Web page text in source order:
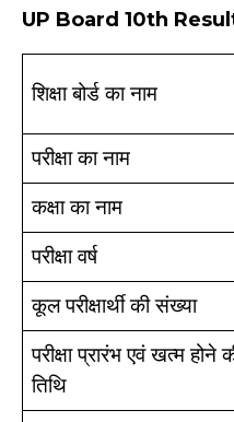
UP Board 10th
शिक्षा बोर्ड का नाम
परीक्षा का नाम
कक्षा का नाम
परीक्षा वर्ष
कूल परीक्षार्थी की संख्या
परीक्षा प्रारंभ एवं खत्म होने
तिथि